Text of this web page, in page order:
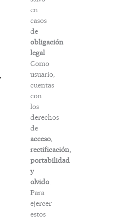
en
casos
de
obligación
legal
Como
usuario,
cuentas
con
los
derechos
de
acceso,
rectificación,
portabilidad
y
olvido
Para
ejercer
estos